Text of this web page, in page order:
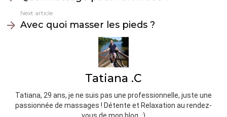
Next article
Avec quoi masser les pieds ?
Tatiana .C
Tatiana, 29 ans, je ne suis pas une professionnelle, juste une
passionnée de massages ! Détente et Relaxation au rendez-